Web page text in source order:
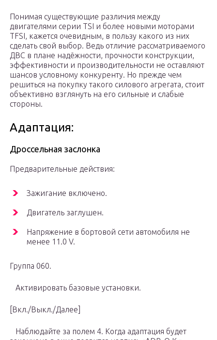
Понимая существующие различия между
двигателями серии TSI и более новыми моторами
TFSI, кажется очевидным, в пользу какого из них
сделать свой выбор. Ведь отличие рассматриваемого
ДВС в плане надёжности, прочности конструкции,
эффективности и производительности не оставляют
шансов условному конкуренту. Но прежде чем
решиться на покупку такого силового агрегата, стоит
объективно взглянуть на его сильные и слабые
стороны.
Адаптация:
Дроссельная заслонка
Предварительные действия:
Зажигание включено.
Двигатель заглушен.
Напряжение в бортовой сети автомобиля не
менее 11.0 V.
Группа 060.
Активировать базовые установки.
[Вкл./Выкл./Далее]
Наблюдайте за полем 4. Когда адаптация будет